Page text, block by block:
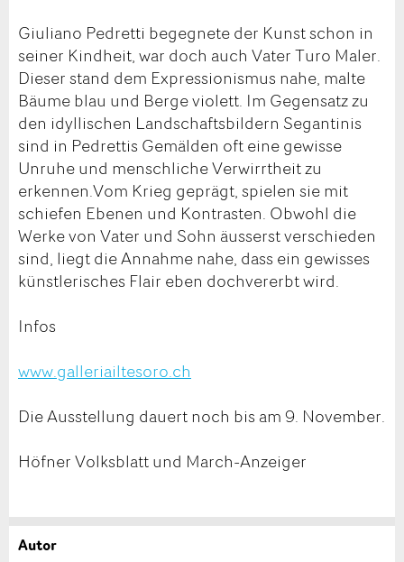
Giuliano Pedretti begegnete der Kunst schon in
seiner Kindheit, war doch auch Vater Turo Maler.
Dieser stand dem Expressionismus nahe, malte
Bäume blau und Berge violett. Im Gegensatz zu
den idyllischen Landschaftsbildern Segantinis
sind in Pedrettis Gemälden oft eine gewisse
Unruhe und menschliche Verwirrtheit zu
erkennen.Vom Krieg geprägt, spielen sie mit
schiefen Ebenen und Kontrasten. Obwohl die
Werke von Vater und Sohn äusserst verschieden
sind, liegt die Annahme nahe, dass ein gewisses
künstlerisches Flair eben dochvererbt wird.
Infos
www.galleriailtesoro.ch
Die Ausstellung dauert noch bis am 9. November.
Höfner Volksblatt und March-Anzeiger
Autor